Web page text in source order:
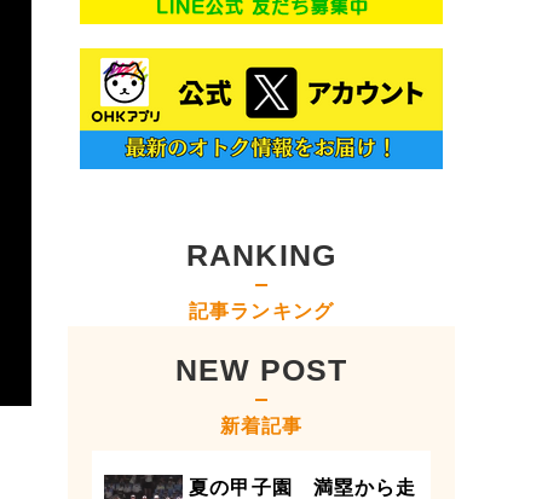
RANKING
記事ランキング
NEW POST
新着記事
夏の甲子園 満塁から走